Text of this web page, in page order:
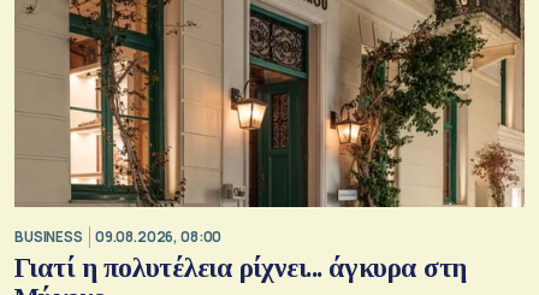
BUSINESS 09.08.2026, 08:00
Γιατί η πολυτέλεια ρίχνει... άγκυρα στη